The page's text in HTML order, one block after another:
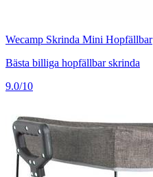
Wecamp Skrinda Mini Hopfällbar
Bästa billiga hopfällbar skrinda
9.0/10